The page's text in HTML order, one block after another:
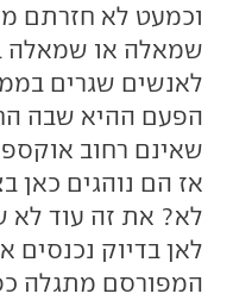
וכמעט לא חזרתם
שמאלה או שמאלה
לאנשים שגרים
הפעם ההיא שבה
שאינם רחוב
אז הם נוהגים כאן
לא? את זה עוד לא
לאן בדיוק נכנסים
המפורסם מתגלה